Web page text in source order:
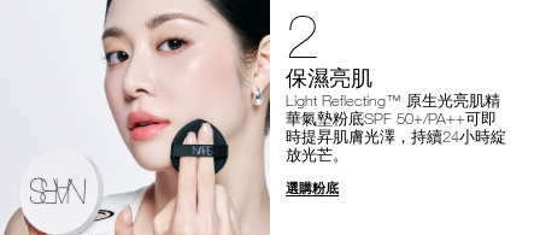
2
保濕亮肌
Light Reflecting™ 原生光亮肌精
華氣墊粉底SPF 50+/PA++可即
時提昇肌膚光澤，持續24小時綻
放光芒。
選購粉底